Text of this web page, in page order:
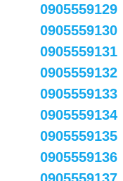
0905559129
0905559130
0905559131
0905559132
0905559133
0905559134
0905559135
0905559136